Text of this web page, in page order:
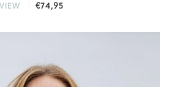
VIEW €74,95